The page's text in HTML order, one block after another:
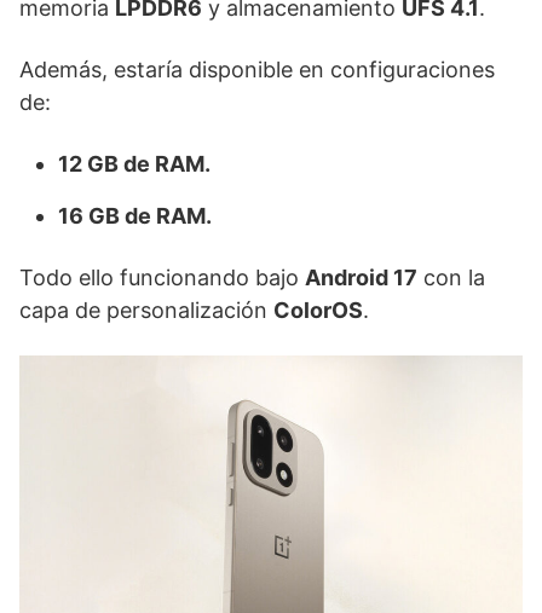
memoria LPDDR6 y almacenamiento UFS 4.1 .
Además, estaría disponible en configuraciones
de:
12 GB de RAM.
16 GB de RAM.
Todo ello funcionando bajo Android 17 con la
capa de personalización ColorOS.